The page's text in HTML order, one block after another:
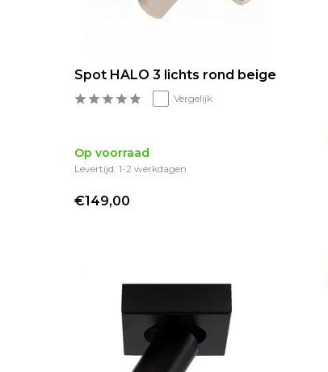
Spot HALO 3 lichts rond beige
Vergelijk
Op voorraad
Levertijd: 1-2 werkdagen
€149,00